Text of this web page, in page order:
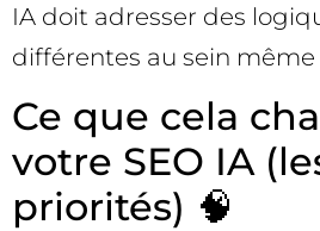
IA doit adresser des
différentes au sein même
Ce que cela
votre SEO IA
priorités) 🧠